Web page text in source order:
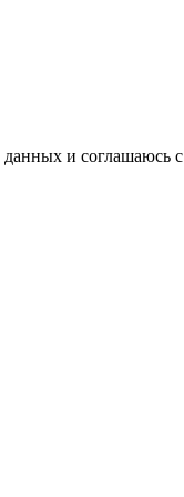
данных и соглашаюсь с